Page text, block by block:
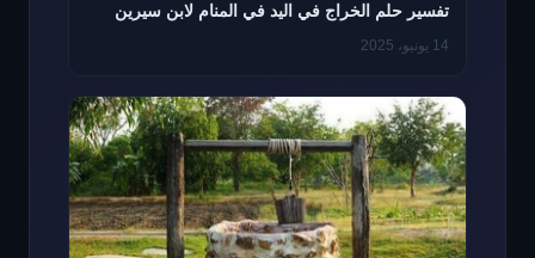
تفسير حلم الخراج في اليد في المنام لابن سيرين
14 يونيو، 2025